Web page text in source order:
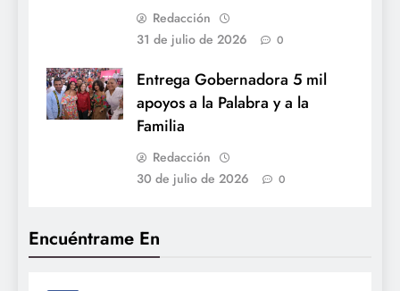
Encuéntrame En
Redacción
31 de julio de 2026
0
Entrega Gobernadora 5 mil
apoyos a la Palabra y a la
Familia
Redacción
30 de julio de 2026
0